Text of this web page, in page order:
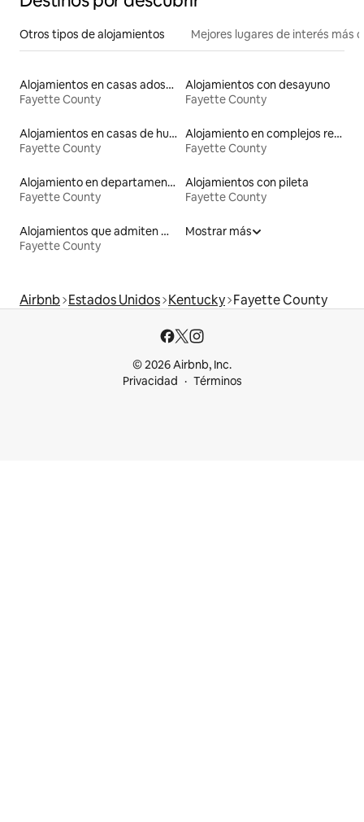
Otros tipos de alojamientos Mejores lugares de interés más
Alojamientos en casas adosadas
Fayette County
Alojamientos con desayuno
Fayette County
Alojamientos en casas de huéspedes
Fayette County
Alojamiento en complejos residenciales
Fayette County
Alojamiento en departamentos
Fayette County
Alojamientos con pileta
Fayette County
Alojamientos que admiten mascotas
Fayette County
Mostrar más
Airbnb Estados Unidos Kentucky Fayette County
© 2026 Airbnb, Inc.
Privacidad
Términos